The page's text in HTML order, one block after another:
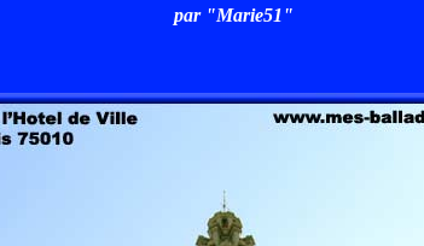
par "Marie51"